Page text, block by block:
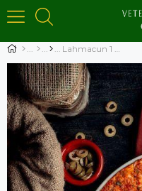
Lahmacun 1 Adet